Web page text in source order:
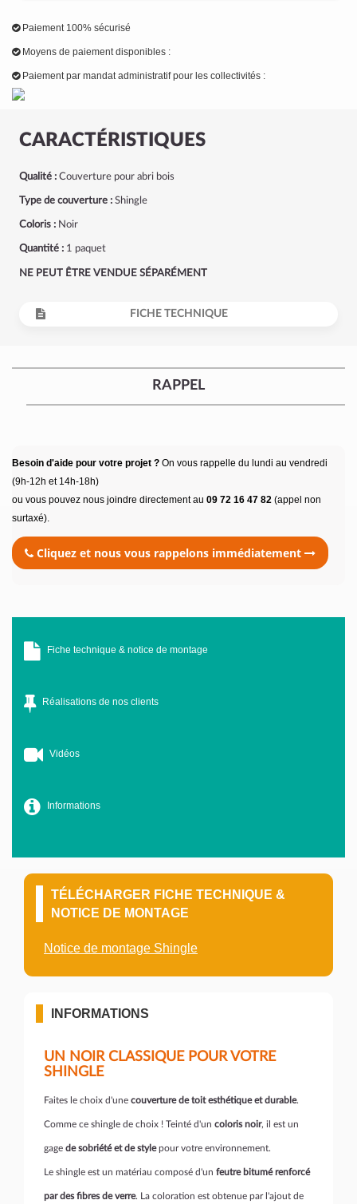
CARACTÉRISTIQUES
Qualité : Couverture pour abri bois
Type de couverture : Shingle
Coloris : Noir
Quantité : 1 paquet
NE PEUT ÊTRE VENDUE SÉPARÉMENT
FICHE TECHNIQUE
Paiement 100% sécurisé
Moyens de paiement disponibles :
Paiement par mandat administratif pour les collectivités :
RAPPEL
Besoin d'aide pour votre projet ? On vous rappelle du lundi au vendredi
(9h-12h et 14h-18h)
ou vous pouvez nous joindre directement au 09 72 16 47 82 (appel non
surtaxé).
Cliquez et nous vous rappelons immédiatement
Fiche technique & notice de montage
Réalisations de nos clients
Vidéos
Informations
TÉLÉCHARGER FICHE TECHNIQUE &
NOTICE DE MONTAGE
Notice de montage Shingle
INFORMATIONS
UN NOIR CLASSIQUE POUR VOTRE
SHINGLE
Faites le choix d'une couverture de toit esthétique et durable.
Comme ce shingle de choix ! Teinté d'un coloris noir, il est un
gage de sobriété et de stylepour votre environnement.
Le shingle est un matériau composé d'un feutre bitumé renforcé
par des fibres de verre. La coloration est obtenue par l'ajout de